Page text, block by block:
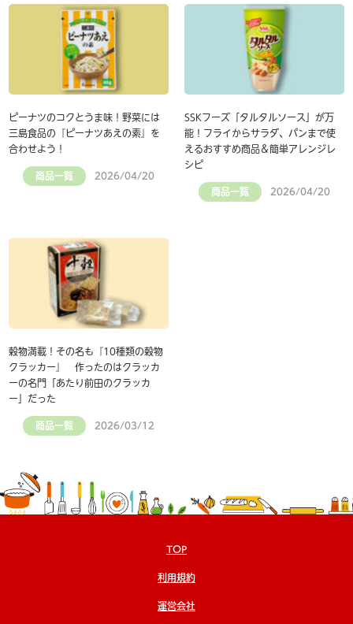
ピーナツのコクとうま味！野菜には
三島食品の『ピーナツあえの素』を
合わせよう！
商品一覧 2026/04/20
SSKフーズ「タルタルソース」が万
能！フライからサラダ、パンまで使
えるおすすめ商品＆簡単アレンジレ
シピ
商品一覧 2026/04/20
穀物満載！その名も『10種類の穀物
クラッカー』 作ったのはクラッカ
ーの名門「あたり前田のクラッカ
ー」だった
商品一覧 2026/03/12
TOP
利用規約
運営会社